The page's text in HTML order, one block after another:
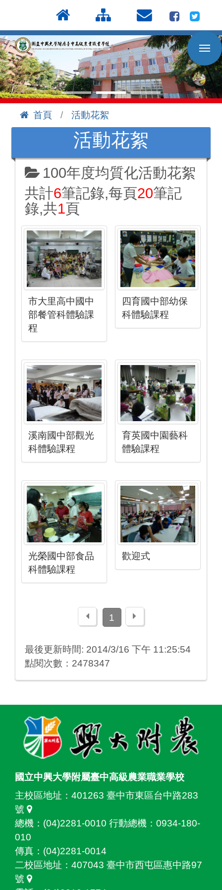
到
主
要
內
容
區
首頁
活動花絮
活動花絮
100年度均質化活動花絮
共計6筆記錄,每頁20筆記
錄,共1頁
市大里高中國中
部餐管科體驗課
程
四育國中部幼保
科體驗課程
溪南國中部觀光
科體驗課程
育英國中園藝科
體驗課程
光榮國中部食品
科體驗課程
歡迎式
上一頁1 下一頁
最後更新時間: 2014/3/16 下午 11:25:54
點閱次數：2478347
國立中興大學附屬臺中高級農業職業學校
主校區地址： 401263 臺中市東區台中路283
號
總機：(04)2281-0010 行動總機：0934-180-
010
傳真：(04)2281-0014
二校區地址： 407043 臺中市西屯區惠中路97
號